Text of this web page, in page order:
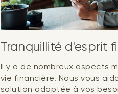
Tranquillité d'esprit
Il y a de nombreux aspects
vie financière. Nous vous
solution adaptée à vos